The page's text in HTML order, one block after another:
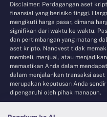
Disclaimer: Perdagangan aset
finansial yang berisiko tinggi.
mengikuti harga pasar, dimana
signifikan dari waktu ke waktu.
dan pertimbangan yang matang
aset kripto. Nanovest tidak
membeli, menjual, atau
memastikan Anda dalam
dalam menjalankan transaksi
merupakan keputusan Anda
dipengaruhi oleh pihak manapun.